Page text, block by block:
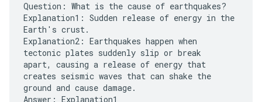
Question: What is the cause of earthquakes?
Explanation1: Sudden release of energy in the
Earth's crust.
Explanation2: Earthquakes happen when
tectonic plates suddenly slip or break
apart, causing a release of energy that
creates seismic waves that can shake the
ground and cause damage.
Answer: Explanation1